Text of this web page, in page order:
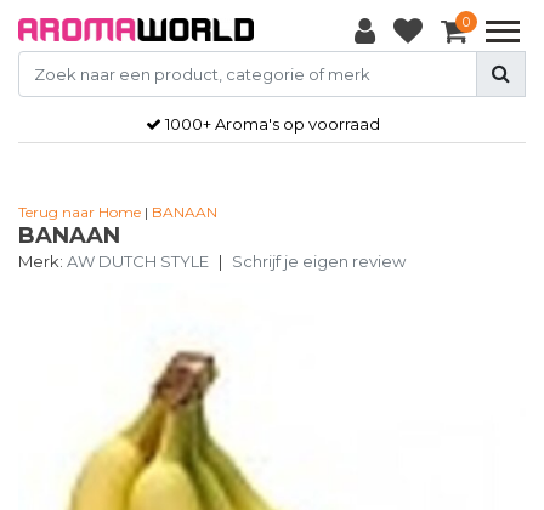
0
1000+ Aroma's op voorraad
Terug naar Home | BANAAN
BANAAN
Merk: AW DUTCH STYLE | Schrijf je eigen review